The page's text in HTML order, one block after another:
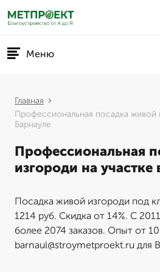
Меню
Главная
Профессиональная посадка живой
Барнауле
Профессиональная
изгороди на участке
Посадка живой изгороди под
1214 руб. Скидка от 14%. С
более 2074 заказов. Опыт от 10
barnaul@stroymetproekt.ru для